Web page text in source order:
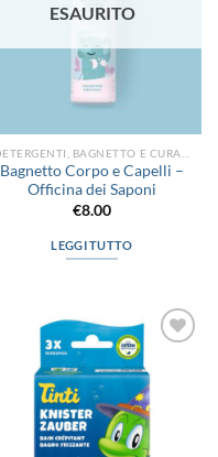
ESAURITO
Bagnetto Corpo e Capelli –
Officina dei Saponi
€8.00
LEGGI TUTTO
alla lista
desideri